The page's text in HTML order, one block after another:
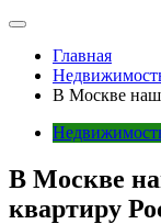
Главная
В Москве
В Москве
квартиру